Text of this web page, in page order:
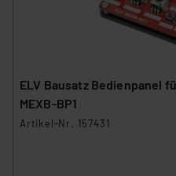
ELV Bausatz Bedienpanel
MEXB-BP1
Artikel-Nr. 157431